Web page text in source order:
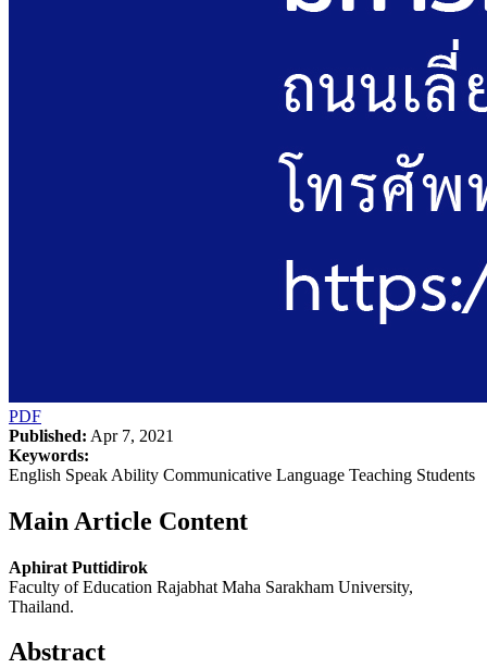
PDF
Published: Apr 7, 2021
Keywords:
English Speak Ability Communicative Language Teaching Students
Main Article Content
Aphirat Puttidirok
Faculty of Education Rajabhat Maha Sarakham University,
Thailand.
Abstract